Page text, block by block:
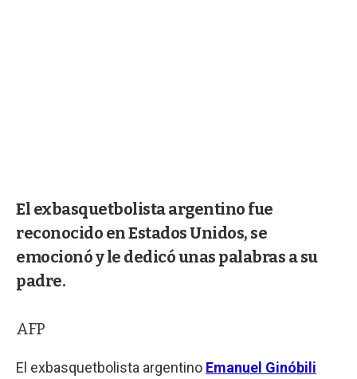
El exbasquetbolista argentino fue
reconocido en Estados Unidos, se
emocionó y le dedicó unas palabras a su
padre.
AFP
El exbasquetbolista argentino Emanuel Ginóbili